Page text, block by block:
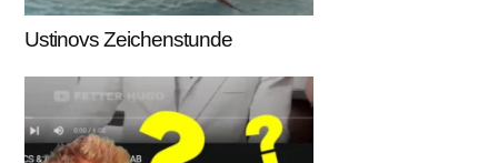
Ustinovs Zeichenstunde